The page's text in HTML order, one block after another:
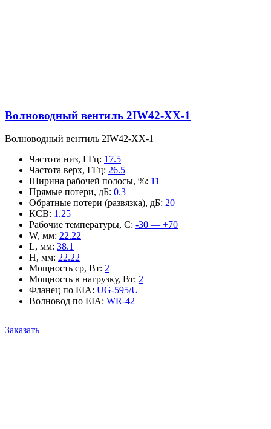
Волноводный вентиль 2IW42-XX-1
Волноводный вентиль 2IW42-XX-1
Частота низ, ГГц: 17.5
Частота верх, ГГц: 26.5
Ширина рабочей полосы, %: 11
Прямые потери, дБ: 0.3
Обратные потери (развязка), дБ: 20
КСВ: 1.25
Рабочие температуры, С: -30 — +70
W, мм: 22.22
L, мм: 38.1
H, мм: 22.22
Мощность ср, Вт: 2
Мощность в нагрузку, Вт: 2
Фланец по EIA: UG-595/U
Волновод по EIA: WR-42
Заказать